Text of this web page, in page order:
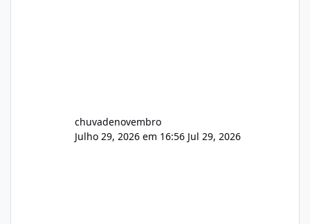
chuvadenovembro
Julho 29, 2026 em 16:56 Jul 29, 2026